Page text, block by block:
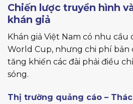
Chiến lược truyền hình
khán giả
Khán giả Việt Nam có nhu cầu
World Cup, nhưng chi phí bản
tăng khiến các đài phải điều
sóng.
Thị trường quảng cáo –